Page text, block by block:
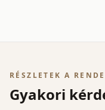
RÉSZLETEK A
Gyakori